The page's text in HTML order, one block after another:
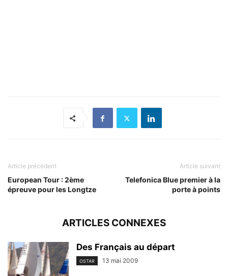
Article précédent
European Tour : 2ème
épreuve pour les Longtze
Article suivant
Telefonica Blue premier à la
porte à points
ARTICLES CONNEXES
Des Français au départ
OSTAR 13 mai 2009